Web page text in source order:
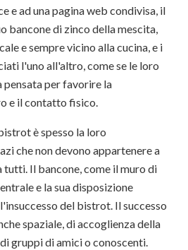
e ad una pagina web condivisa, il
bancone di zinco della mescita,
e sempre vicino alla cucina, e i
l'uno all'altro, come se le loro
per favorire la
e il contatto fisico.
è spesso la loro
che non devono appartenere a
tutti. Il bancone, come il muro di
e la sua disposizione
del bistrot. Il successo
spaziale, di accoglienza della
gruppi di amici o conoscenti.